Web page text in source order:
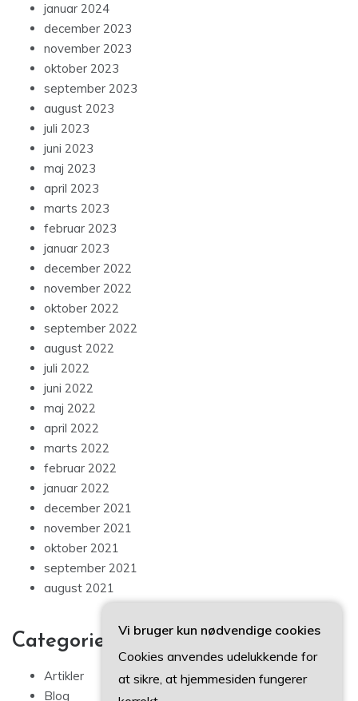
januar 2024
december 2023
november 2023
oktober 2023
september 2023
august 2023
juli 2023
juni 2023
maj 2023
april 2023
marts 2023
februar 2023
januar 2023
december 2022
november 2022
oktober 2022
september 2022
august 2022
juli 2022
juni 2022
maj 2022
april 2022
marts 2022
februar 2022
januar 2022
december 2021
november 2021
oktober 2021
september 2021
august 2021
Categories
Artikler
Blog
Vi bruger kun nødvendige cookies
Cookies anvendes udelukkende for
at sikre, at hjemmesiden fungerer